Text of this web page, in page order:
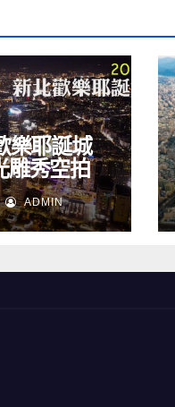
樂耶誕城
雕秀空拍
CITY
ADMIN